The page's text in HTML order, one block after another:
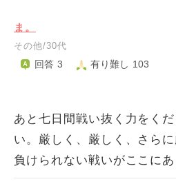
ま。
その他/30代
回答 3 有り難し 103
あと七日間戦い抜く力をく
い。厳しく、厳しく、さら
負けられない戦いがここにあ